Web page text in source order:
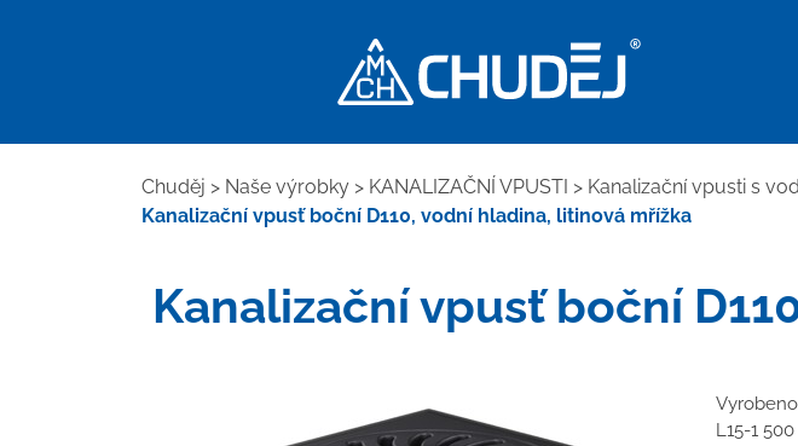
Chuděj > Naše výrobky > KANALIZAČNÍ VPUSTI > Kanalizační vpusti s
Kanalizační vpusť boční D110, vodní hladina, litinová mřížka
Kanalizační vpusť boční
L15-1